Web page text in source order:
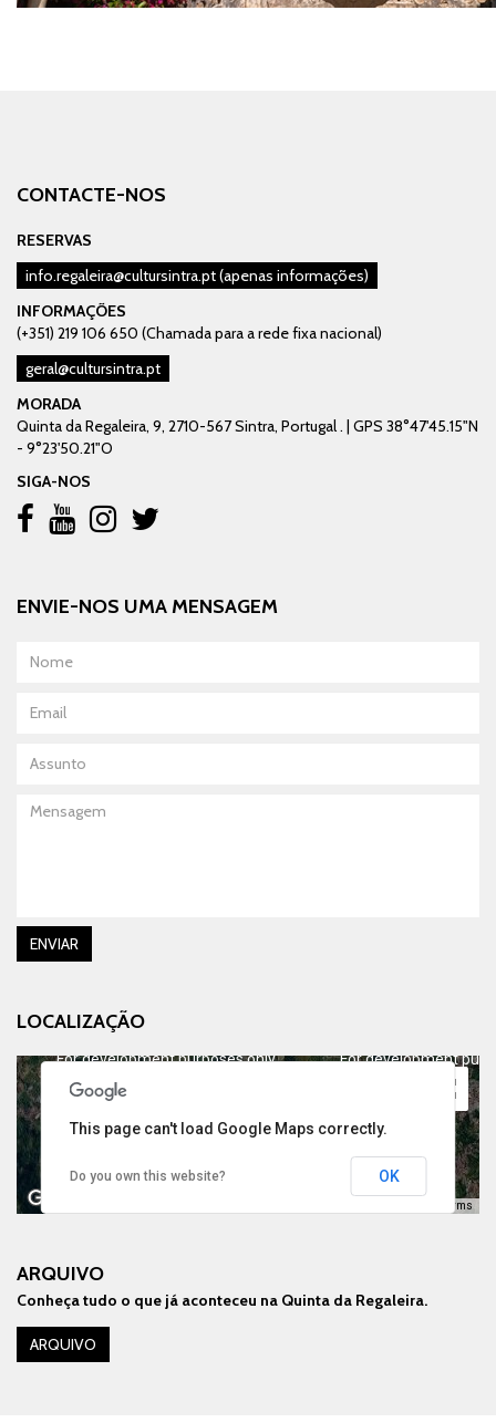
CONTACTE-NOS
RESERVAS
info.regaleira@cultursintra.pt(apenas informações)
INFORMAÇÕES
(+351) 219 106 650 (Chamada para a rede fixa nacional)
geral@cultursintra.pt
MORADA
Quinta da Regaleira, 9, 2710-567 Sintra, Portugal . | GPS 38°47'45.15"N
- 9°23'50.21"O
SIGA-NOS
ENVIE-NOS UMA MENSAGEM
Mensagem
ENVIAR
LOCALIZAÇÃO
For development purposes only
For development
For development purposes only
Terms
This page can't load Google Maps correctly.
Do you own this website? OK
ARQUIVO
Conheça tudo o que já aconteceu na Quinta da Regaleira.
ARQUIVO